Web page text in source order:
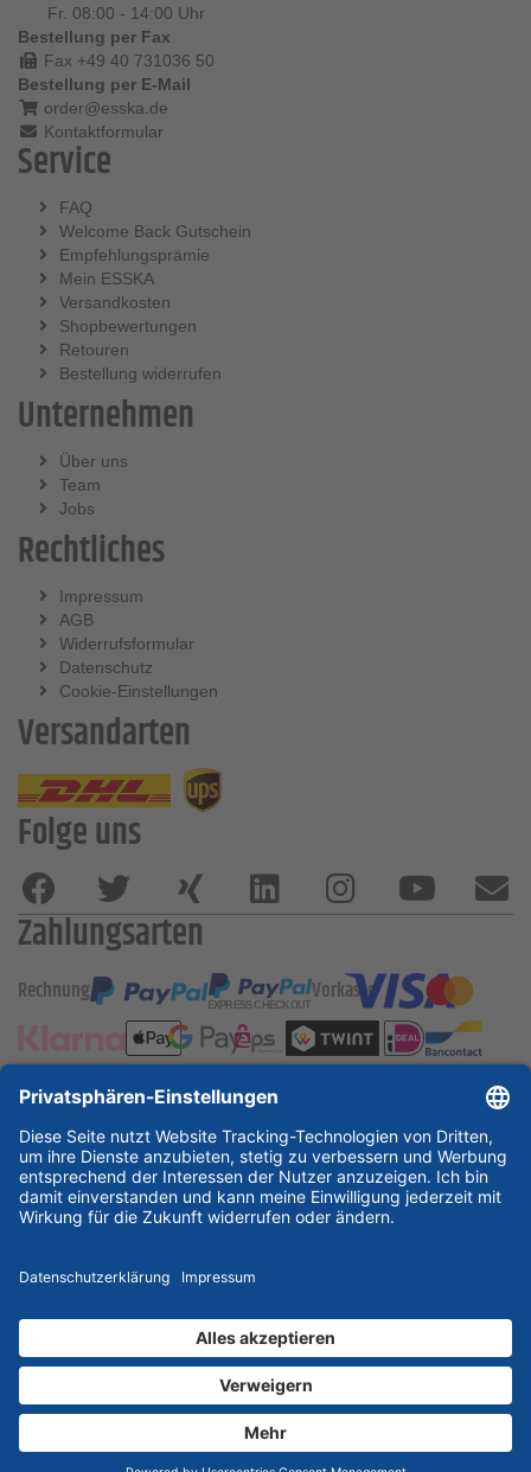
Fr. 08:00 - 14:00 Uhr
Bestellung per Fax
Fax +49 40 731036 50
Bestellung per E-Mail
order@esska.de
Kontaktformular
Service
FAQ
Welcome Back Gutschein
Empfehlungsprämie
Mein ESSKA
Versandkosten
Shopbewertungen
Retouren
Bestellung widerrufen
Unternehmen
Über uns
Team
Jobs
Rechtliches
Impressum
AGB
Widerrufsformular
Datenschutz
Cookie-Einstellungen
Versandarten
Folge uns
Zahlungsarten
Rechnung Vorkasse
ESSKA International
new
new new
Partner & Zertifikate